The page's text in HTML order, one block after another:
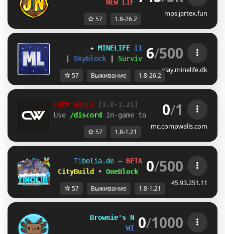
NEW LIFESTEAL SEASON
mps.jartex.fun
57 1.8-26.2
✦ MINELIFE [1.8 - 26.2]
Skyblock Survival | Prison
6/500
play.minelife.dk
57 Выживание 1.8-26.2
COMP WALLS
[1.8-1.21]
Use
/discord in-game to play tournaments!
0/1
mc.compwalls.com
57 1.8-1.21
Ti bol i a. de – BETA 1.8–1.21.x
CityBuild
• OneBlock Survival
0/500
45.93.251.11
57 Выживание 1.8-1.21
Brownie' s N tw ork
[1.8 - 26.2]
WINTER UPDATE!
0/1000